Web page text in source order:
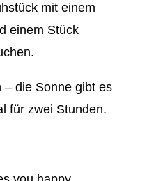
mit einem
einem Stück
– die Sonne gibt es
für zwei Stunden.